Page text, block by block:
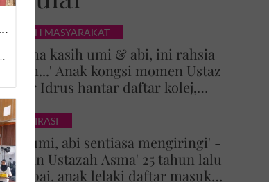
KISAH MASYARAKAT
'Terima kasih umi & abi, ini rahsia
Tuhan...' Anak kongsi momen Ustaz
Idrus hantar daftar kolej,
hati undang sebak!
INSPIRASI
umi, abi sentiasa mengiringi' -
Impian Ustazah Asma' 25 tahun lalu
anak lelaki daftar masuk